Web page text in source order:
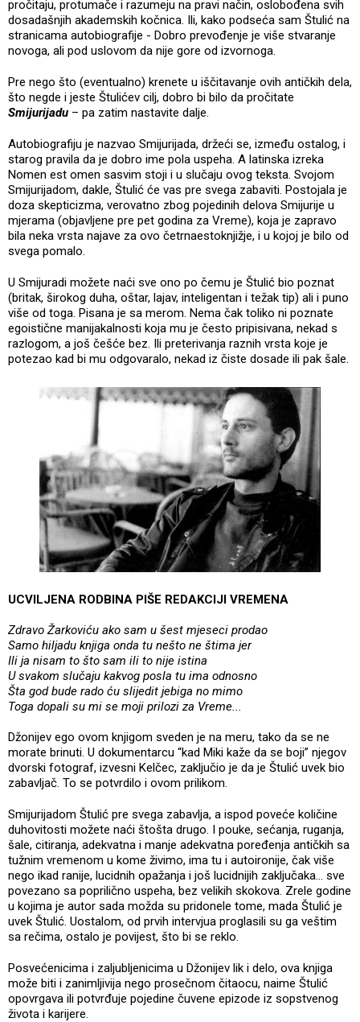
pročitaju, protumače i razumeju na pravi način, oslobođena svih
dosadašnjih akademskih kočnica. Ili, kako podseća sam Štulić na
stranicama autobiografije - Dobro prevođenje je više stvaranje
novoga, ali pod uslovom da nije gore od izvornoga.
Pre nego što (eventualno) krenete u iščitavanje ovih antičkih dela,
što negde i jeste Štulićev cilj, dobro bi bilo da pročitate
Smijurijadu – pa zatim nastavite dalje.
Autobiografiju je nazvao Smijurijada, držeći se, između ostalog, i
starog pravila da je dobro ime pola uspeha. A latinska izreka
Nomen est omen sasvim stoji i u slučaju ovog teksta. Svojom
Smijurijadom, dakle, Štulić će vas pre svega zabaviti. Postojala je
doza skepticizma, verovatno zbog pojedinih delova Smijurije u
mjerama (objavljene pre pet godina za Vreme), koja je zapravo
bila neka vrsta najave za ovo četrnaestoknjižje, i u kojoj je bilo od
svega pomalo.
U Smijuradi možete naći sve ono po čemu je Štulić bio poznat
(britak, širokog duha, oštar, lajav, inteligentan i težak tip) ali i puno
više od toga. Pisana je sa merom. Nema čak toliko ni poznate
egoistične manijakalnosti koja mu je često pripisivana, nekad s
razlogom, a još češće bez. Ili preterivanja raznih vrsta koje je
potezao kad bi mu odgovaralo, nekad iz čiste dosade ili pak šale.
UCVILJENA RODBINA PIŠE REDAKCIJI VREMENA
Zdravo Žarkoviću ako sam u šest mjeseci prodao
Samo hiljadu knjiga onda tu nešto ne štima jer
Ili ja nisam to što sam ili to nije istina
U svakom slučaju kakvog posla tu ima odnosno
Šta god bude rado ću slijedit jebiga no mimo
Toga dopali su mi se moji prilozi za Vreme...
Džonijev ego ovom knjigom sveden je na meru, tako da se ne
morate brinuti. U dokumentarcu “kad Miki kaže da se boji” njegov
dvorski fotograf, izvesni Kelčec, zaključio je da je Štulić uvek bio
zabavljač. To se potvrdilo i ovom prilikom.
Smijurijadom Štulić pre svega zabavlja, a ispod poveće količine
duhovitosti možete naći štošta drugo. I pouke, sećanja, ruganja,
šale, citiranja, adekvatna i manje adekvatna poređenja antičkih sa
tužnim vremenom u kome živimo, ima tu i autoironije, čak više
nego ikad ranije, lucidnih opažanja i još lucidnijih zaključaka... sve
povezano sa poprilično uspeha, bez velikih skokova. Zrele godine
u kojima je autor sada možda su pridonele tome, mada Štulić je
uvek Štulić. Uostalom, od prvih intervjua proglasili su ga veštim
sa rečima, ostalo je povijest, što bi se reklo.
Posvećenicima i zaljubljenicima u Džonijev lik i delo, ova knjiga
može biti i zanimljivija nego prosečnom čitaocu, naime Štulić
opovrgava ili potvrđuje pojedine čuvene epizode iz sopstvenog
života i karijere.